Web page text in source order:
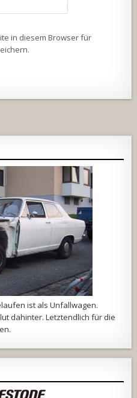
in diesem Browser für
ist als Unfallwagen.
dahinter. Letztendlich für die